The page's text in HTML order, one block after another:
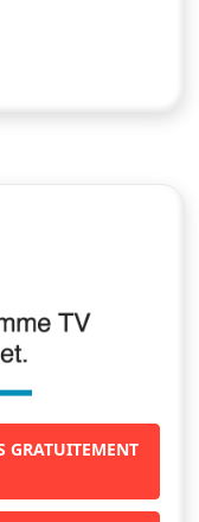
GRATUITEMENT